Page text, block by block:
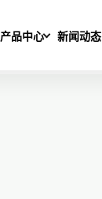
产品中心 新闻动态